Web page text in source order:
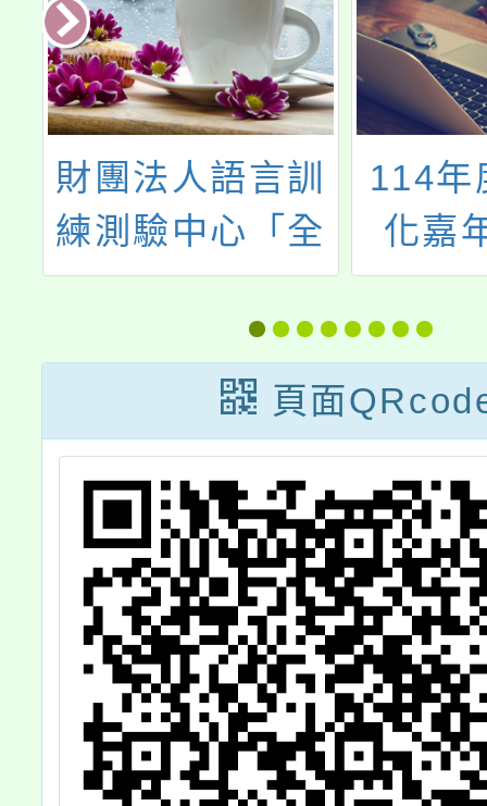
財團法人語言訓
練測驗中心「全
民英檢」初級、
中高級測驗報名
114年度
化嘉年
頁面